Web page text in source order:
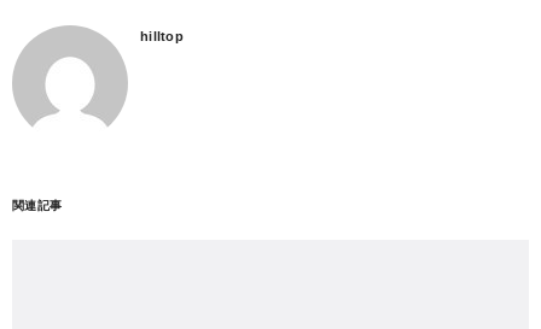
hilltop
関連記事